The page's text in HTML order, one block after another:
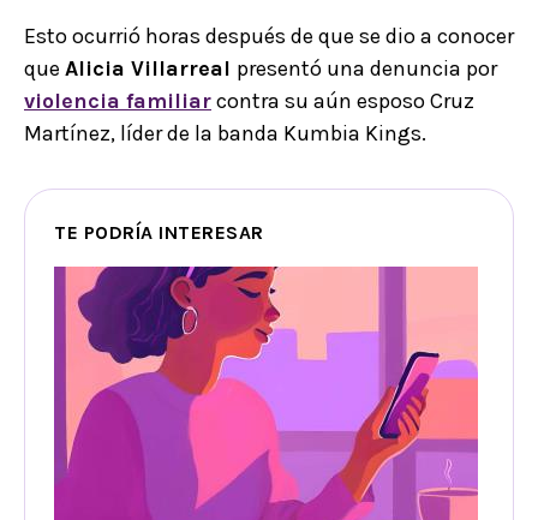
Esto ocurrió horas después de que se dio a conocer
que Alicia Villarreal presentó una denuncia por
violencia familiarcontra su aún esposo Cruz
Martínez, líder de la banda Kumbia Kings.
TE PODRÍA INTERESAR